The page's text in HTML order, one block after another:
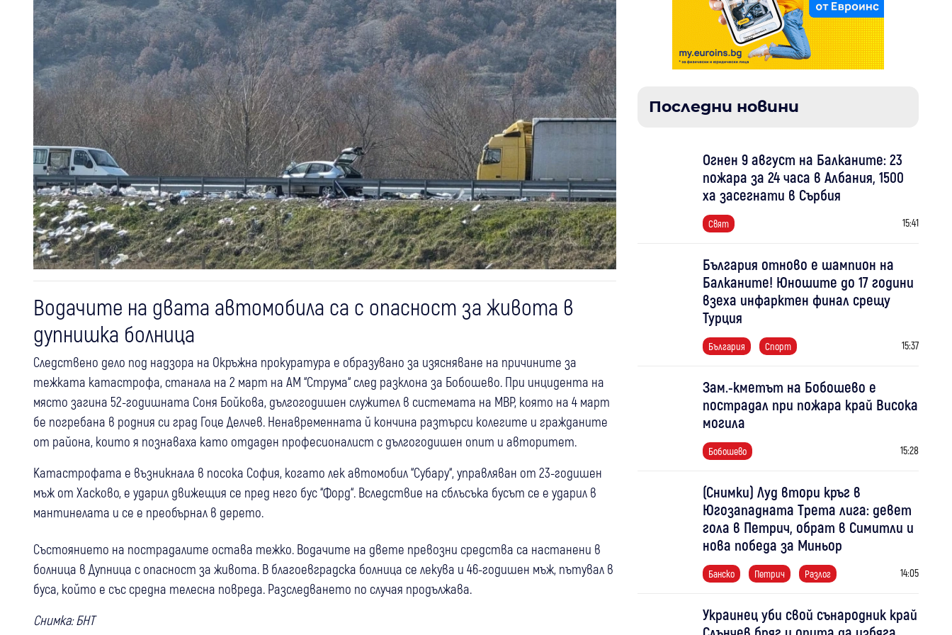
Водачите на двата автомобила са с опасност за живота в
дупнишка болница
Следствено дело под надзора на Окръжна прокуратура е образувано за изясняване на причините за
тежката катастрофа, станала на 2 март на АМ “Струма“ след разклона за Бобошево. При инцидента на
място загина 52-годишната Соня Бойкова, дългогодишен служител в системата на МВР, която на 4 март
бе погребана в родния си град Гоце Делчев. Ненавременната й кончина разтърси колегите и гражданите
от района, които я познаваха като отдаден професионалист с дългогодишен опит и авторитет.
Катастрофата е възникнала в посока София, когато лек автомобил “Субару“, управляван от 23-годишен
мъж от Хасково, е ударил движещия се пред него бус “Форд“. Вследствие на сблъсъка бусът се е ударил в
мантинелата и се е преобърнал в дерето.
Състоянието на пострадалите остава тежко. Водачите на двете превозни средства са настанени в
болница в Дупница с опасност за живота. В благоевградска болница се лекува и 46-годишен мъж, пътувал в
буса, който е със средна телесна повреда. Разследването по случая продължава.
Снимка: БНТ
Последни новини
Огнен 9 август на Балканите: 23
пожара за 24 часа в Албания, 1500
ха засегнати в Сърбия
Свят 15:41
България отново е шампион на
Балканите! Юношите до 17 години
взеха инфарктен финал срещу
Турция
България Спорт 15:37
Зам.-кметът на Бобошево е
пострадал при пожара край Висока
могила
Бобошево 15:28
(Снимки) Луд втори кръг в
Югозападната Трета лига: девет
гола в Петрич, обрат в Симитли и
нова победа за Миньор
Банско Петрич Разлог 14:05
Украинец уби свой сънародник край